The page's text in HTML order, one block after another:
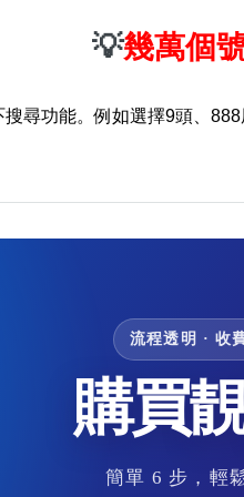
💡幾萬個
搜尋功能。例如選擇9頭、
流程透明 · 收
購買
簡單 6 步，輕